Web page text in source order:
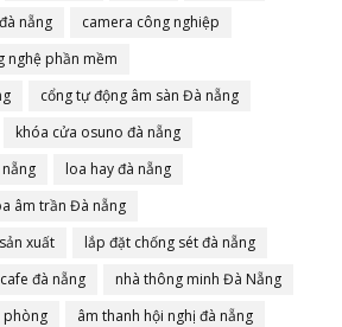
nẵng
camera công nghiệp
nghệ phần mềm
cổng tự động âm sàn Đà nẵng
khóa cửa osuno đà nẵng
loa hay đà nẵng
âm trần Đà nẵng
xuất
lắp đặt chống sét đà nẵng
đà nẵng
nhà thông minh Đà Nẵng
phòng
âm thanh hội nghị đà nẵng